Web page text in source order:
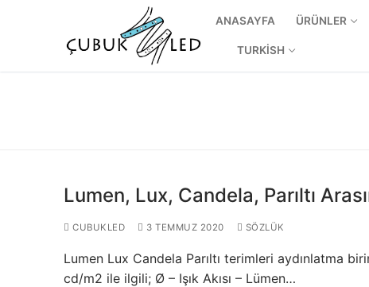
ANASAYFA ÜRÜNLER
TURKISH
ANASAYFA
Lumen, Lux, Candela, Parıltı
CUBUKLED 3 TEMMUZ 2020 SÖZLÜK
Lumen Lux Candela Parıltı terimleri aydınlatma
cd/m2 ile ilgili; Ø – Işık Akısı – Lümen…